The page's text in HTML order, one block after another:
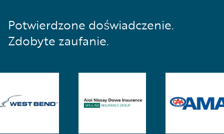
Potwierdzone doświadczenie.
Zdobyte zaufanie.